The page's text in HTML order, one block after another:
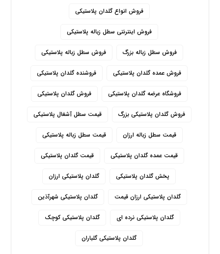
فروش انواع گلدان پلاستیکی
فروش اینترنتی سطل زباله پلاستیکی
فروش سطل زباله بزرگ فروش سطل زباله پلاستیکی
فروش عمده گلدان پلاستیکی فروشنده گلدان پلاستیکی
فروشگاه عرضه گلدان پلاستیکی فروش گلدان پلاستیکی
فروش گلدان پلاستیکی بزرگ قیمت سطل آشغال پلاستیکی
قیمت سطل زباله ارزان قیمت سطل زباله پلاستیکی
قیمت عمده گلدان پلاستیکی قیمت گلدان پلاستیکی
پخش گلدان پلاستیکی گلدان پلاستیکی ارزان
گلدان پلاستیکی ارزان قیمت گلدان پلاستیکی شهرآذین
گلدان پلاستیکی نرده ای گلدان پلاستیکی کوچک
گلدان پلاستیکی گلباران